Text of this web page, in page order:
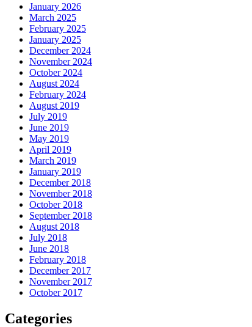
January 2026
March 2025
February 2025
January 2025
December 2024
November 2024
October 2024
August 2024
February 2024
August 2019
July 2019
June 2019
May 2019
April 2019
March 2019
January 2019
December 2018
November 2018
October 2018
September 2018
August 2018
July 2018
June 2018
February 2018
December 2017
November 2017
October 2017
Categories